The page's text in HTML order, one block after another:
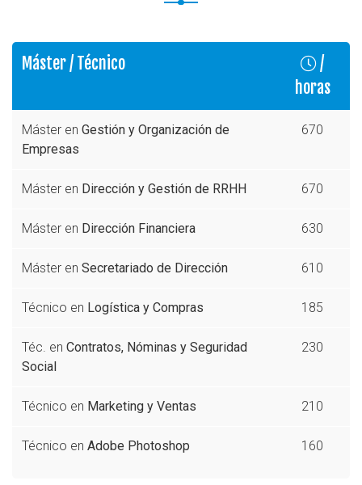
Máster / Técnico
/
horas
Máster en Gestión y Organización de
Empresas
670
Máster en Dirección y Gestión de RRHH 670
Máster en Dirección Financiera 630
Máster en Secretariado de Dirección 610
Técnico en Logística y Compras 185
Téc. en Contratos, Nóminas y Seguridad
Social
230
Técnico en Marketing y Ventas 210
Técnico en Adobe Photoshop 160